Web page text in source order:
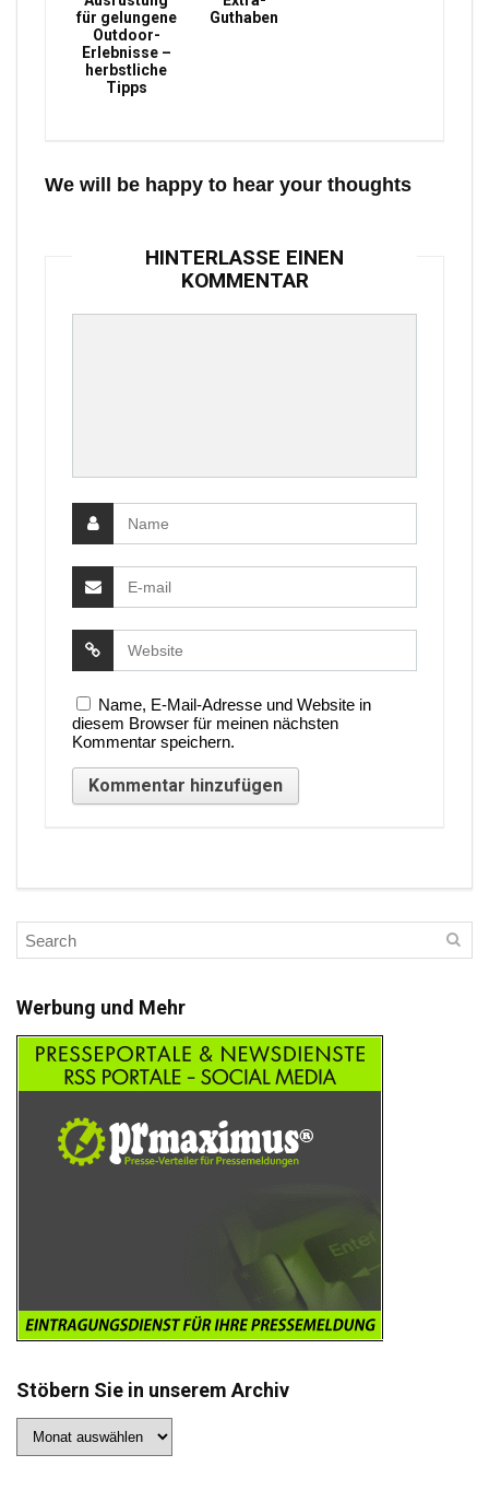
für gelungene
Outdoor-
Erlebnisse –
herbstliche
Tipps
Guthaben
We will be happy to hear your thoughts
HINTERLASSE EINEN
KOMMENTAR
Name, E-Mail-Adresse und Website in
diesem Browser für meinen nächsten
Kommentar speichern.
Werbung und Mehr
Stöbern Sie in unserem Archiv
Sie